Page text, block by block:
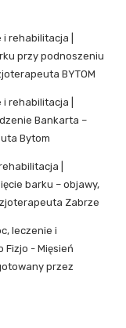
rehabilitacja |
przy podnoszeniu
BYTOM
rehabilitacja |
Bankarta –
Bytom
|
barku – objawy,
Zabrze
leczenie i
Fizjo -Mięsień
przez